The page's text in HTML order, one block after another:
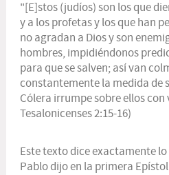
"[E]stos (judíos) son los que
y a los profetas y los que han
no agradan a Dios y son
hombres, impidiéndonos
para que se salven; así van
constantemente la medida de
Cólera irrumpe sobre ellos con
Tesalonicenses 2:15-16)
Este texto dice exactamente
Pablo dijo en la primera